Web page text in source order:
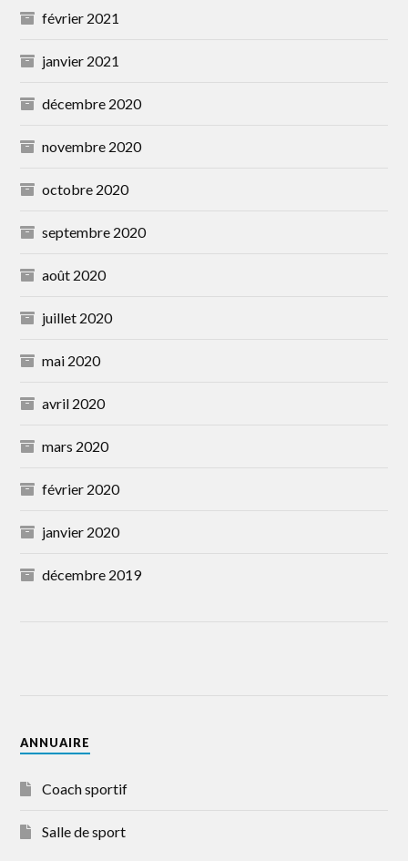
février 2021
janvier 2021
décembre 2020
novembre 2020
octobre 2020
septembre 2020
août 2020
juillet 2020
mai 2020
avril 2020
mars 2020
février 2020
janvier 2020
décembre 2019
ANNUAIRE
Coach sportif
Salle de sport